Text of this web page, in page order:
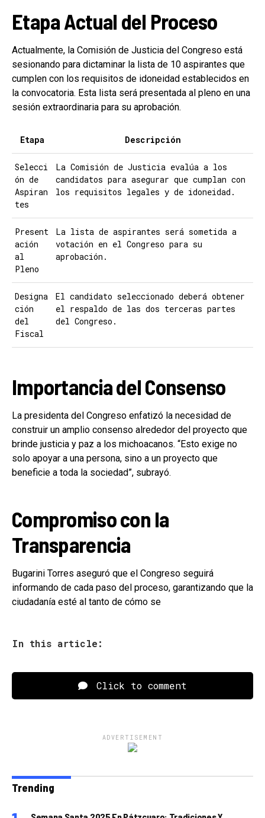
Etapa Actual del Proceso
Actualmente, la Comisión de Justicia del Congreso está
sesionando para dictaminar la lista de 10 aspirantes que
cumplen con los requisitos de idoneidad establecidos en
la convocatoria. Esta lista será presentada al pleno en una
sesión extraordinaria para su aprobación.
Etapa Descripción
Selecci
ón de
Aspiran
tes
La Comisión de Justicia evalúa a los
candidatos para asegurar que cumplan con
los requisitos legales y de idoneidad.
Present
ación
al
Pleno
La lista de aspirantes será sometida a
votación en el Congreso para su
aprobación.
Designa
ción
del
Fiscal
El candidato seleccionado deberá obtener
el respaldo de las dos terceras partes
del Congreso.
Importancia del Consenso
La presidenta del Congreso enfatizó la necesidad de
construir un amplio consenso alrededor del proyecto que
brinde justicia y paz a los michoacanos. “Esto exige no
solo apoyar a una persona, sino a un proyecto que
beneficie a toda la sociedad”, subrayó.
Compromiso con la
Transparencia
Bugarini Torres aseguró que el Congreso seguirá
informando de cada paso del proceso, garantizando que la
ciudadanía esté al tanto de cómo se
In this article:
Click to comment
ADVERTISEMENT
Trending